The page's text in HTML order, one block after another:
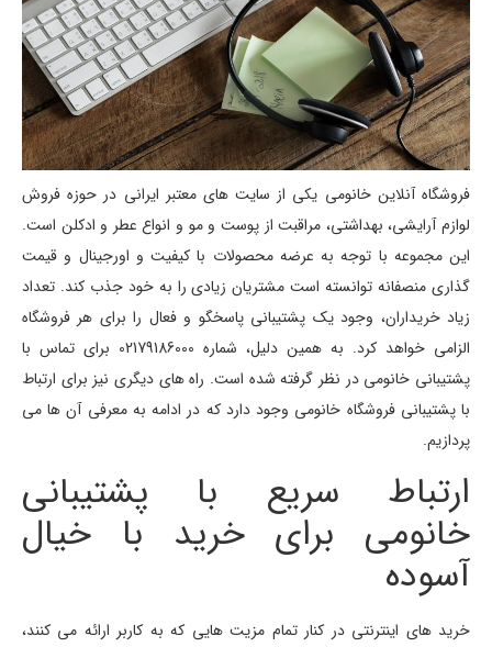
فروشگاه آنلاین خانومی یکی از سایت های معتبر ایرانی در حوزه فروش
لوازم آرایشی، بهداشتی، مراقبت از پوست و مو و انواع عطر و ادکلن است.
این مجموعه با توجه به عرضه محصولات با کیفیت و اورجینال و قیمت
گذاری منصفانه توانسته است مشتریان زیادی را به خود جذب کند. تعداد
زیاد خریداران، وجود یک پشتیبانی پاسخگو و فعال را برای هر فروشگاه
الزامی خواهد کرد. به همین دلیل، شماره 02179186000 برای تماس با
پشتیبانی خانومی در نظر گرفته شده است. راه های دیگری نیز برای ارتباط
با پشتیبانی فروشگاه خانومی وجود دارد که در ادامه به معرفی آن ها می
پردازیم.
ارتباط سریع با پشتیبانی
خانومی برای خرید با خیال
آسوده
خرید های اینترنتی در کنار تمام مزیت هایی که به کاربر ارائه می کنند،